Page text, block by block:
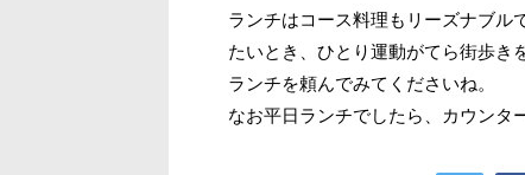
ランチはコース料理もリーズナブル
たいとき、ひとり運動がてら街歩き
ランチを頼んでみてくださいね。
なお平日ランチでしたら、カウンタ